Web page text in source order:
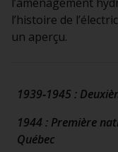
l’histoire de
un aperçu.
1939‑1945 :
1944 : Première
Québec